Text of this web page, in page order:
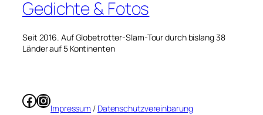
Gedichte & Fotos
Seit 2016. Auf Globetrotter-Slam-Tour durch bislang 38
Länder auf 5 Kontinenten
Facebook
Instagram
Impressum / Datenschutzvereinbarung